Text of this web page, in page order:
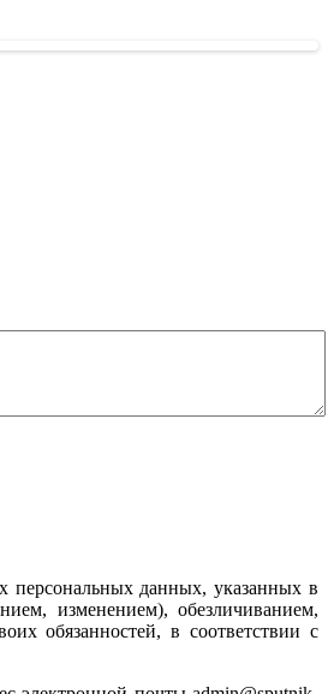
данных, указанных в
изменением), обезличиванием,
обязанностей, в соответствии с